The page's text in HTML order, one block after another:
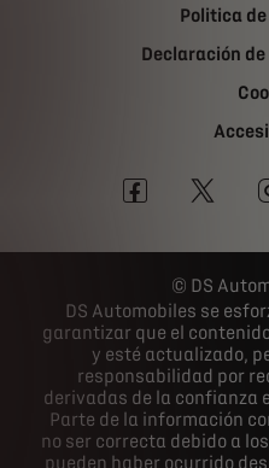
Politica
Declaración
DS
DS Automobiles se
garantizar que el
y esté actualizado,
responsabilidad por
derivadas de la confianza
Parte de la información
no ser correcta debido a
pueden haber ocurrido